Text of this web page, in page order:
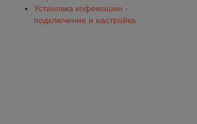
Установка кофемашин -
подключение и настройка